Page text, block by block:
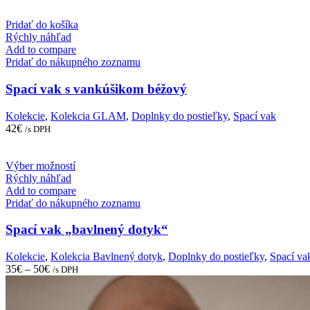
Pridať do košíka
Rýchly náhľad
Add to compare
Pridať do nákupného zoznamu
Spací vak s vankúšikom béžový
Kolekcie, Kolekcia GLAM, Doplnky do postieľky, Spací vak
42€ /s DPH
Výber možnostíThis
has
multiple
The
may
be
chosen
Rýchly náhľad
Add to compare
Pridať do nákupného zoznamu
Spací vak „bavlnený dotyk“
Kolekcie, Kolekcia Bavlnený dotyk, Doplnky do postieľky, Spací
35€ – 50€ /s DPH